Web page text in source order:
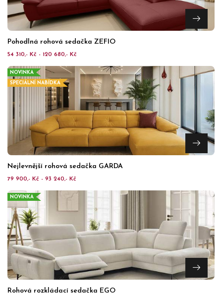
Pohodlná rohová sedačka ZEFIO
54 310,- Kč - 120 680,- Kč
NOVINKA
SPECIÁLNÍ NABÍDKA
Nejlevnější rohová sedačka GARDA
79 900,- Kč - 93 240,- Kč
NOVINKA
Rohová rozkládací sedačka EGO